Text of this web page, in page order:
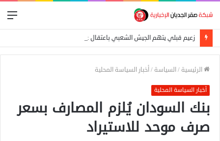
زعيم قبلي يتهم الجيش الشعبي باعتقال عمال إغاثة في «كاودا»
الرئيسية /السياسة /أخبار السياسة المحلية
أخبار السياسة المحلية
بنك السودان يُلزم المصارف بسعر
صرف موحد للاستيراد